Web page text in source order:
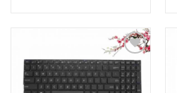
Add to
Wishlist